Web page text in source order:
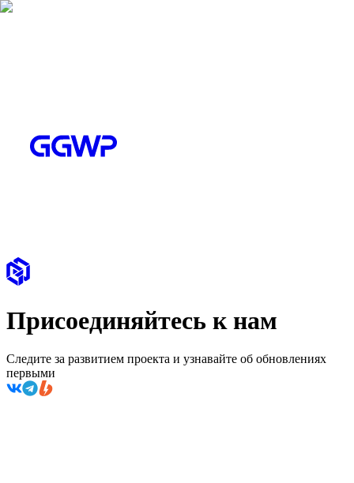
Присоединяйтесь к нам
Следите за развитием проекта и узнавайте об обновлениях
первыми